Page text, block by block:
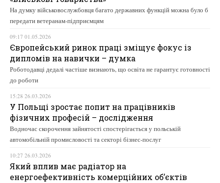
На думку військовослужбовця багато державних функцій можна було б
передати ветеранам-підприємцям
09:17 01.05.2026
Європейський ринок праці зміщує фокус із
дипломів на навички – думка
Роботодавці дедалі частіше визнають, що освіта не гарантує готовності
до роботи
15:28 26.03.2026
У Польщі зростає попит на працівників
фізичних професій – дослідження
Водночас скорочення зайнятості спостерігається у польській
автомобільній промисловості та секторі бізнес-послуг
10:27 26.03.2026
Який вплив має радіатор на
енергоефективність комерційних об’єктів